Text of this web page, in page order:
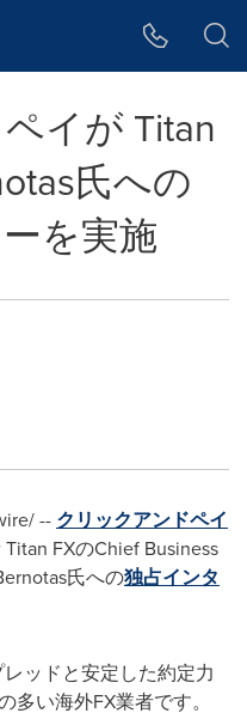
イが Titan
氏への
を実施
-- クリックアンドペイ
FXのChief Business
氏への独占インタ
ッドと安定した約定力
い海外FX業者です。